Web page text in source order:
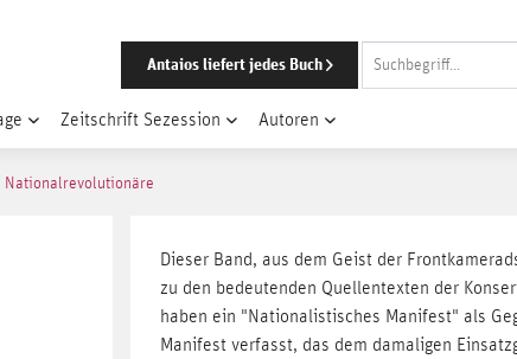
Antaios liefert jedes Buch
Zeitschrift Sezession Autoren
Nationalrevolutionäre
Dieser Band, aus dem Geist der
zu den bedeutenden Quellentexten der
haben ein "Nationalistisches Manifest" als
Manifest verfasst, das dem damaligen